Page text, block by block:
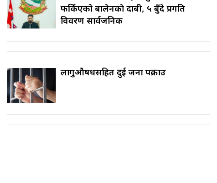
फर्किएको बालेनकाे दाबी, ५ बुँदे प्रगति
विवरण सार्वजनिक
लागुऔषधसहित दुई जना पक्राउ